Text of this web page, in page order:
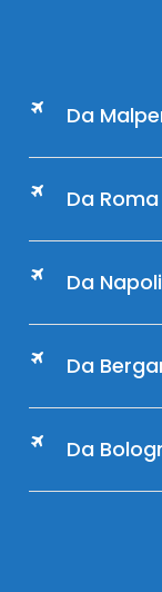
Da
Da Roma
Da Napoli
Da
Da